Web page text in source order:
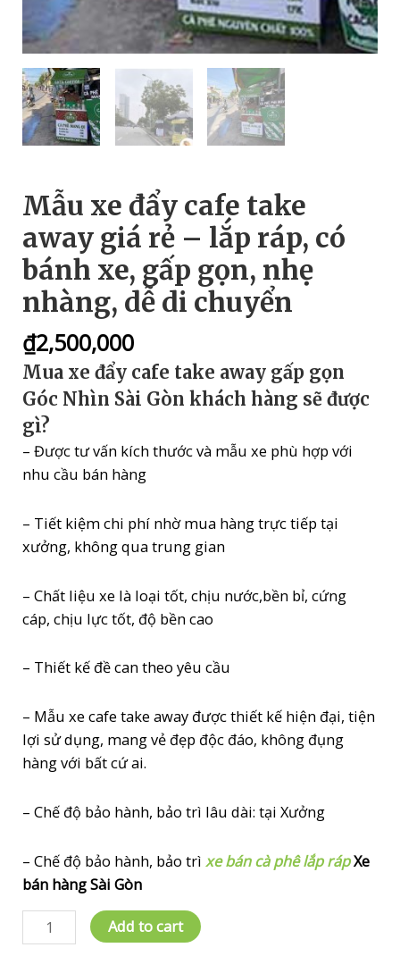
Mẫu xe đẩy cafe take
away giá rẻ – lắp ráp, có
bánh xe, gấp gọn, nhẹ
nhàng, dễ di chuyển
₫2,500,000
Mua xe đẩy cafe take away gấp gọn
Góc Nhìn Sài Gòn khách hàng sẽ được
gì?
– Được tư vấn kích thước và mẫu xe phù hợp với
nhu cầu bán hàng
– Tiết kiệm chi phí nhờ mua hàng trực tiếp tại
xưởng, không qua trung gian
– Chất liệu xe là loại tốt, chịu nước,bền bỉ, cứng
cáp, chịu lực tốt, độ bền cao
– Thiết kế đề can theo yêu cầu
– Mẫu xe cafe take away được thiết kế hiện đại, tiện
lợi sử dụng, mang vẻ đẹp độc đáo, không đụng
hàng với bất cứ ai.
– Chế độ bảo hành, bảo trì lâu dài: tại Xưởng
– Chế độ bảo hành, bảo trìxe bán cà phê lắp rápXe
bán hàng Sài Gòn
Mẫu
xe
Add to cart